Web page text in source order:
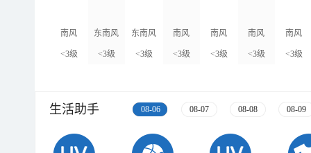
南风
<3级
东南风
<3级
东南风
<3级
南风
<3级
南风
<3级
南风
<3级
南风
<3级
生活助手 08-06 08-07 08-08 08-09